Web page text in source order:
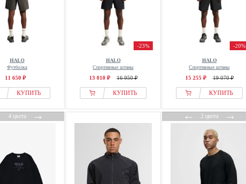
HALO
Футболка
11 650 ₽
КУПИТЬ
-23%
HALO
Спортивные штаны
13 010 ₽ 16 950 ₽
КУПИТЬ
-20%
HALO
Спортивные штаны
15 255 ₽ 19 070 ₽
КУПИТЬ
4 цвета→ ←2 цвета→